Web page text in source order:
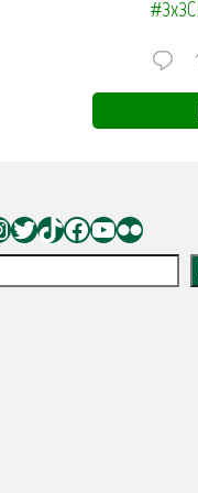
Twitter
TikTokFacebook
YouTube
Flickr